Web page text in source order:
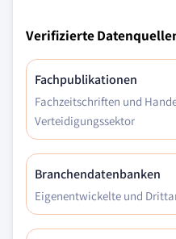
Verifizierte
Fachpublikationen
Fachzeitschriften und
Verteidigungssektor
Branchendatenbanken
Eigenentwickelte und